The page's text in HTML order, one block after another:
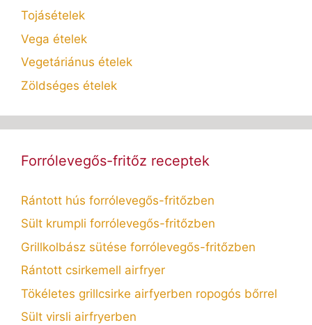
Tojásételek
Vega ételek
Vegetáriánus ételek
Zöldséges ételek
Forrólevegős-fritőz receptek
Rántott hús forrólevegős-fritőzben
Sült krumpli forrólevegős-fritőzben
Grillkolbász sütése forrólevegős-fritőzben
Rántott csirkemell airfryer
Tökéletes grillcsirke airfyerben ropogós bőrrel
Sült virsli airfryerben